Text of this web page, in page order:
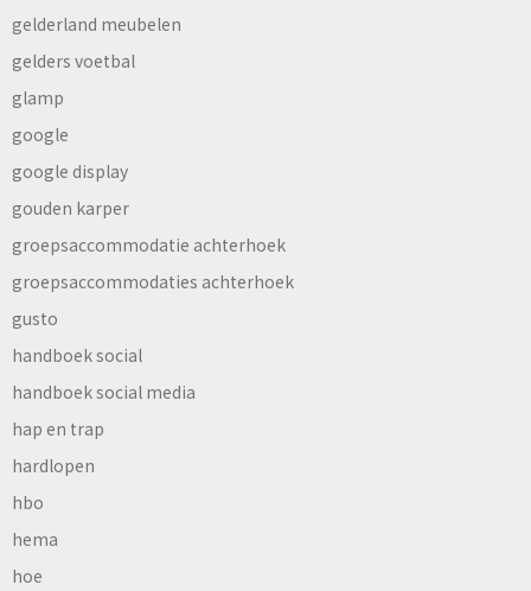
gelderland meubelen
gelders voetbal
glamp
google
google display
gouden karper
groepsaccommodatie achterhoek
groepsaccommodaties achterhoek
gusto
handboek social
handboek social media
hap en trap
hardlopen
hbo
hema
hoe